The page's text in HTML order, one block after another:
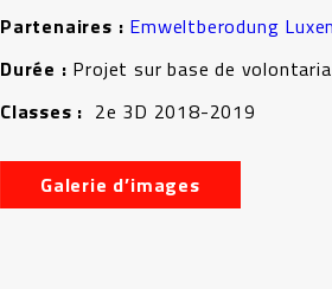
Partenaires : Emweltberodung
Durée : Projet sur base de
Classes : 2e 3D 2018-2019
Galerie d’images